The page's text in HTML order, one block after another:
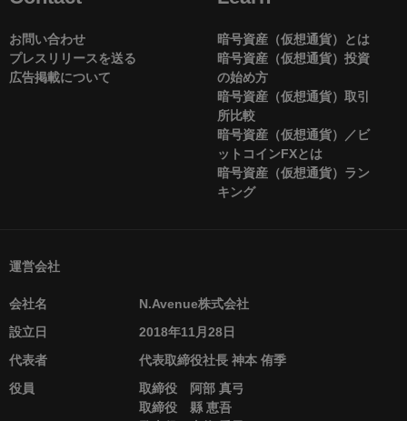
お問い合わせ
プレスリリースを送る
広告掲載について
暗号資産（仮想通貨）とは
暗号資産（仮想通貨）投資
の始め方
暗号資産（仮想通貨）取引
所比較
暗号資産（仮想通貨）／ビ
ットコインFXとは
暗号資産（仮想通貨）ラン
キング
運営会社
会社名
N.Avenue株式会社
設立日
2018年11月28日
代表者
代表取締役社長 神本 侑季
役員
取締役 阿部 真弓
取締役 縣 恵吾